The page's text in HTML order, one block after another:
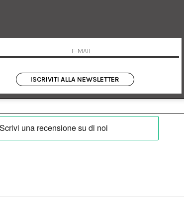
Termini e condizioni
Condizioni di vendita
Spedizione
Facebook Instagram
ISCRIVITI ALLA NEWSLETTER